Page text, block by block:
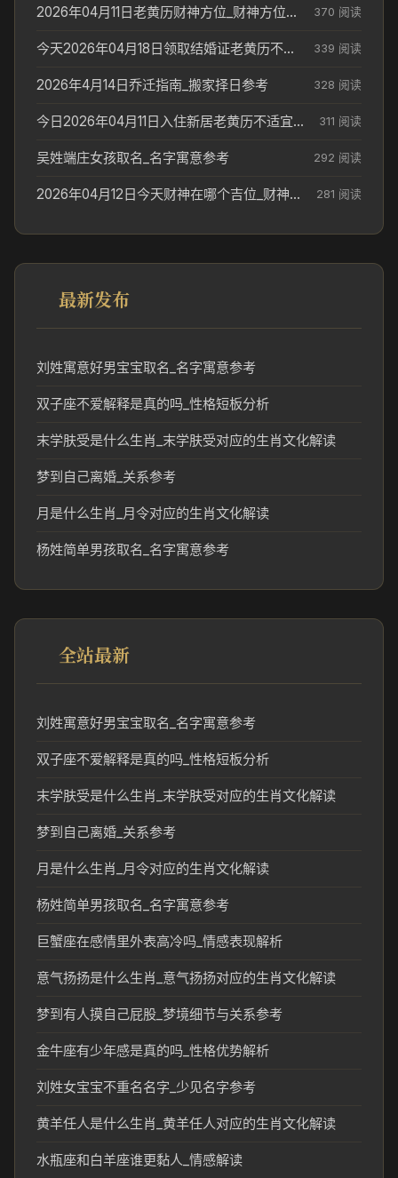
2026年04月11日老黄历财神方位_财神方位与供奉讲究 370 阅读
今天2026年04月18日领取结婚证老黄历不适合吗_领证日期参考 339 阅读
2026年4月14日乔迁指南_搬家择日参考 328 阅读
今日2026年04月11日入住新居老黄历不适宜吗_搬家择日参考 311 阅读
吴姓端庄女孩取名_名字寓意参考 292 阅读
2026年04月12日今天财神在哪个吉位_财神方位参考 281 阅读
最新发布
刘姓寓意好男宝宝取名_名字寓意参考
双子座不爱解释是真的吗_性格短板分析
末学肤受是什么生肖_末学肤受对应的生肖文化解读
梦到自己离婚_关系参考
月是什么生肖_月令对应的生肖文化解读
杨姓简单男孩取名_名字寓意参考
全站最新
刘姓寓意好男宝宝取名_名字寓意参考
双子座不爱解释是真的吗_性格短板分析
末学肤受是什么生肖_末学肤受对应的生肖文化解读
梦到自己离婚_关系参考
月是什么生肖_月令对应的生肖文化解读
杨姓简单男孩取名_名字寓意参考
巨蟹座在感情里外表高冷吗_情感表现解析
意气扬扬是什么生肖_意气扬扬对应的生肖文化解读
梦到有人摸自己屁股_梦境细节与关系参考
金牛座有少年感是真的吗_性格优势解析
刘姓女宝宝不重名名字_少见名字参考
黄羊任人是什么生肖_黄羊任人对应的生肖文化解读
水瓶座和白羊座谁更黏人_情感解读